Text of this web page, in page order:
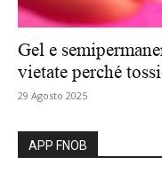
Gel e
vietate perché
29 Agosto 2025
APP FNOB